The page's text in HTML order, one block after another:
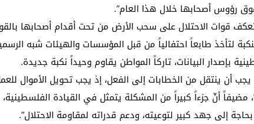
قوات الاحتلال على سحب الأرض من تحت أقدام أصحابها
لتأخذ طابعاً احتفالياً من قبل المؤسسات والهيئات شبه
بإصدار البيانات، تاركاً المواطن يقاوم وحيداً نكبة جديدة.
يجب أن ينتقل من الخطابات إلى الفعل، إذ يجب تحويل الأموال
مضيفاً أنّ جزءاً كبيراً من المشكلة يتمثل في القيادة
إلى جهد كبير لتوعيته، ودعم قدراته لمقاومة الاحتلال”.